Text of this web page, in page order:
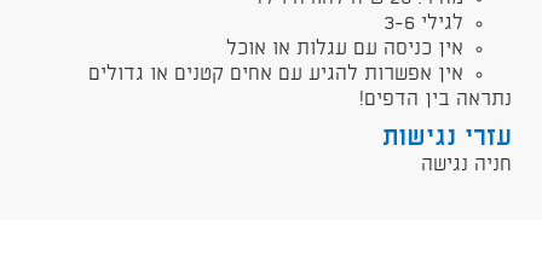
לגילי 3-6
אין כניסה עם עגלות או אוכל
אין אפשרות להגיע עם אחים קטנים או גדולים
נתראה בין הדפים!
עזרי נגישות
חניה נגישה